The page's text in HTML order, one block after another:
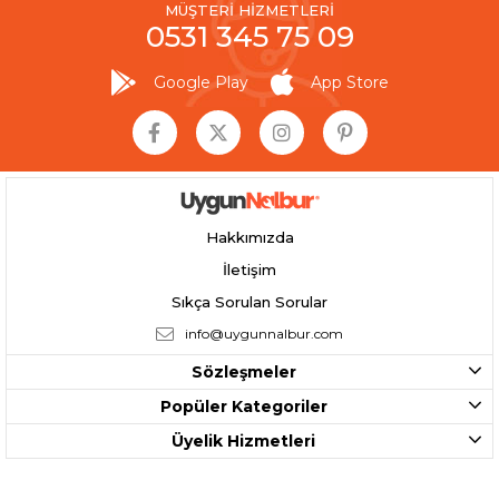
MÜŞTERİ HİZMETLERİ
0531 345 75 09
Google Play App Store
Hakkımızda
İletişim
Sıkça Sorulan Sorular
info@uygunnalbur.com
Sözleşmeler
Popüler Kategoriler
Üyelik Hizmetleri